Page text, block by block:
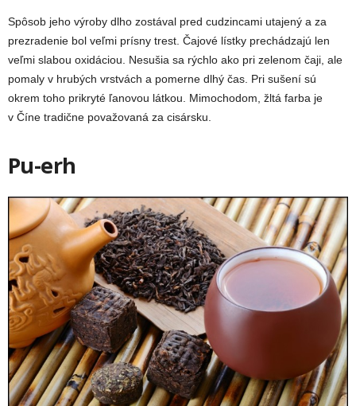
Spôsob jeho výroby dlho zostával pred cudzincami utajený a za
prezradenie bol veľmi prísny trest. Čajové lístky prechádzajú len
veľmi slabou oxidáciou. Nesušia sa rýchlo ako pri zelenom čaji, ale
pomaly v hrubých vrstvách a pomerne dlhý čas. Pri sušení sú
okrem toho prikryté ľanovou látkou. Mimochodom, žltá farba je
v Číne tradične považovaná za cisársku.
Pu-erh